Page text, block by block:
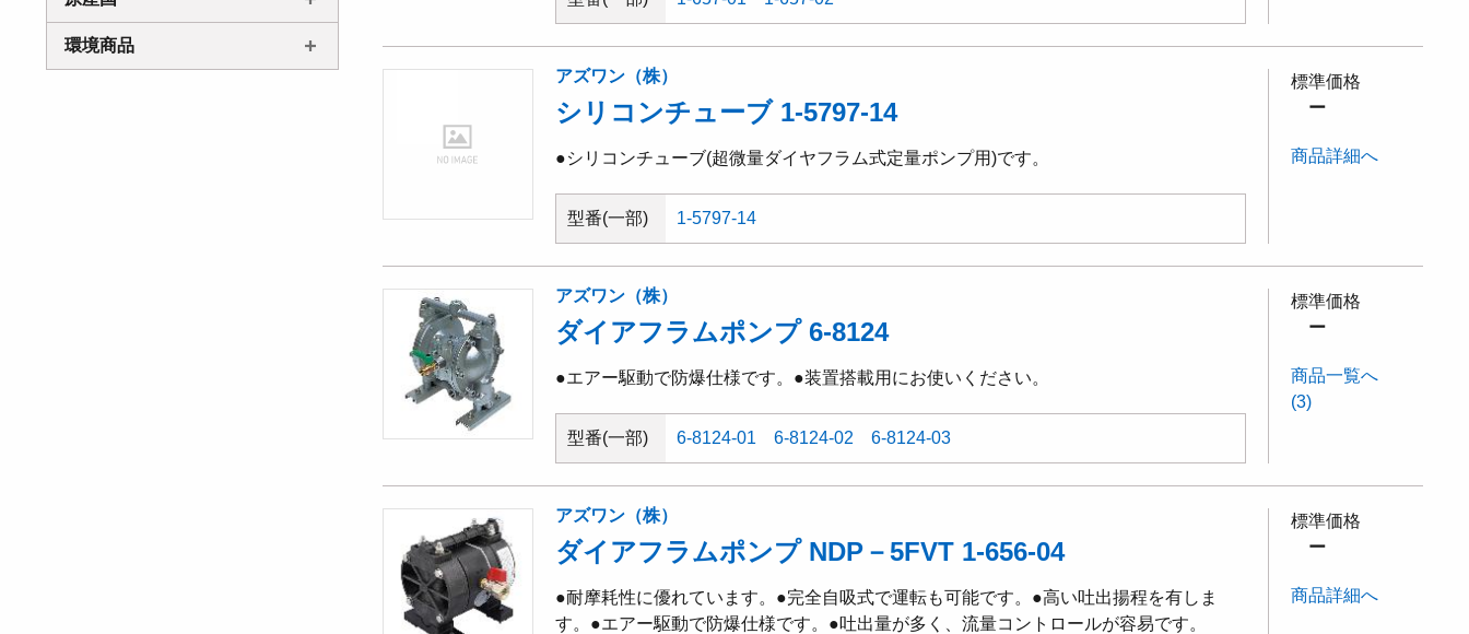
環境商品
アズワン（株）
シリコンチューブ 1-5797-14
●シリコンチューブ(超微量ダイヤフラム式定量ポンプ用)です。
型番(一部) 1-5797-14
標準価格
ー
商品詳細へ
アズワン（株）
ダイアフラムポンプ 6-8124
●エアー駆動で防爆仕様です。●装置搭載用にお使いください。
型番(一部) 6-8124-01 6-8124-02 6-8124-03
標準価格
ー
商品一覧へ
(3)
アズワン（株）
ダイアフラムポンプ NDP－5FVT 1-656-04
●耐摩耗性に優れています。●完全自吸式で運転も可能です。●高い吐出揚程を有しま
す。●エアー駆動で防爆仕様です。●吐出量が多く、流量コントロールが容易です。
標準価格
ー
商品詳細へ